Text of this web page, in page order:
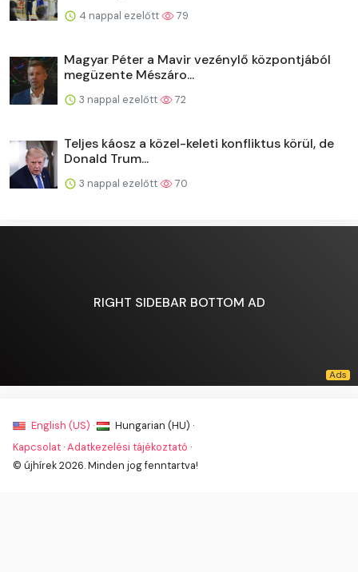
4 nappal ezelőtt 79
Magyar Péter a Mavir vezénylő központjából
megüzente Mészáro...
3 nappal ezelőtt 72
Teljes káosz a közel-keleti konfliktus körül, de
Donald Trum...
3 nappal ezelőtt 70
RIGHT SIDEBAR BOTTOM AD
English (US) ·
Hungarian (HU) ·
Kapcsolat ·Adatkezelési tájékoztató ·
© újhírek 2026. Minden jog fenntartva!